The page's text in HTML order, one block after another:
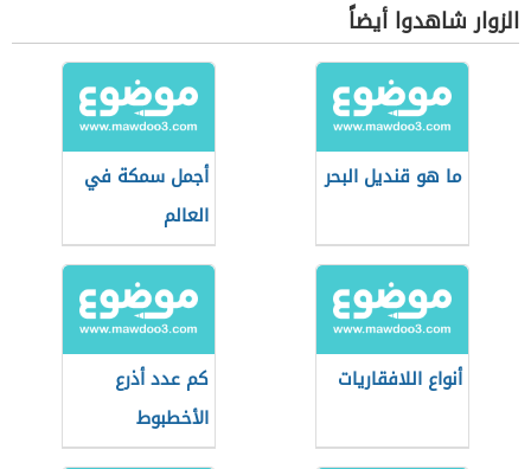
الزوار شاهدوا أيضاً
ما هو قنديل البحر
أجمل سمكة في
العالم
أنواع اللافقاريات
كم عدد أذرع
الأخطبوط